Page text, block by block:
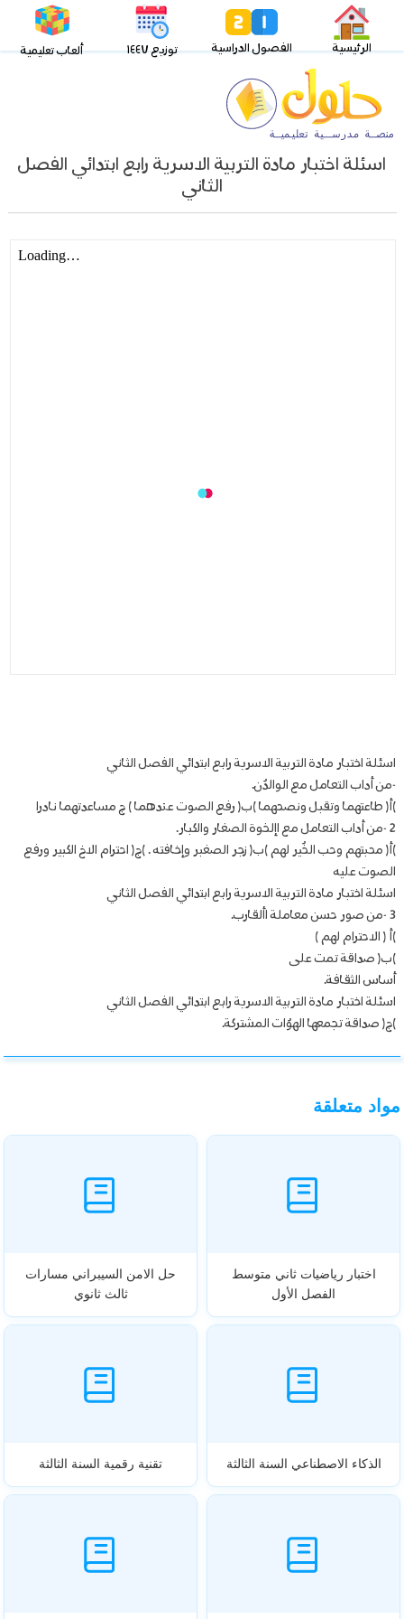
الرئيسية الفصول الدراسية توزيع ١٤٤٧ ألعاب تعليمية
اسئلة اختبار مادة التربية الاسرية رابع ابتدائي الفصل
الثاني
اسئلة اختبار مادة التربية الاسرية رابع ابتدائي الفصل الثاني
-من أداب التعامل مع الوالدٌن.
)أ( طاعتهما وتقبل ونصحهما )ب( رفع الصوت عندهما ) ج مساعدتهما نادرا
2 -من أداب التعامل مع اإلخوة الصغار والكبار.
)أ( محبتهم وحب الخٌير لهم )ب( زجر الصغبر وإخافته . )ج( احترام الاخ الكبير ورفع
الصوت عليه
اسئلة اختبار مادة التربية الاسرية رابع ابتدائي الفصل الثاني
3 -من صور حسن معاملة األقارب.
)أ ( الاحترام لهم )
)ب( صداقة تمت على
أساس الثقافة.
اسئلة اختبار مادة التربية الاسرية رابع ابتدائي الفصل الثاني
)ج( صداقة تجمعها الهوٌات المشتركة.
مواد متعلقة
اختبار رياضيات ثاني متوسط
الفصل الأول
حل الامن السيبراني مسارات
ثالث ثانوي
الذكاء الاصطناعي السنة الثالثة تقنية رقمية السنة الثالثة